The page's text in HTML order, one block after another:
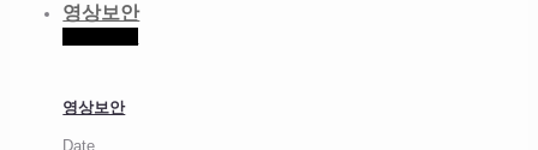
영상보안
영상보안
Date